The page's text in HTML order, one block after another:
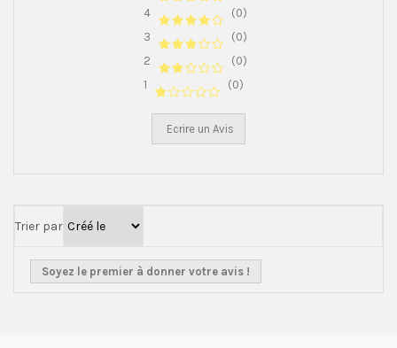
4
(0)
3
(0)
2
(0)
1
(0)
Ecrire un Avis
Trier par
Soyez le premier à donner votre avis !